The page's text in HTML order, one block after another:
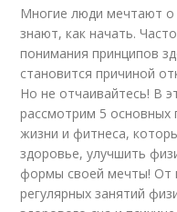
Курение на
репродуктивное
Связь между
курением
Многие люди мечтают
знают, как начать.
понимания принципов
становится причиной
Но не отчаивайтесь! В
рассмотрим 5 основных
жизни и фитнеса,
здоровье, улучшить
формы своей мечты! От
регулярных занятий